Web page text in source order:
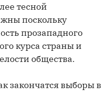
тесной
поскольку
прозападного
курса страны и
общества.
закончатся выборы в